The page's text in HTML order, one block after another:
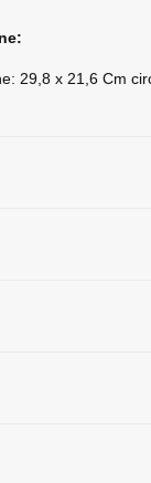
29,8 x 21,6 Cm